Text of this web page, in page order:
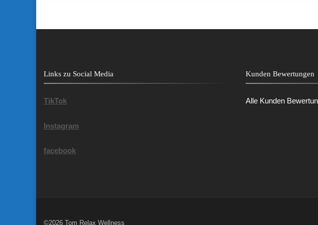
Links zu Social Media
TikTok
Instagram
facebook
Kunden Bewertungen
Alle Kunden
©2026 Tom Relax Wellness